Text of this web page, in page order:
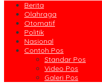
Berita
Olahraga
Otomatif
Politik
Nasional
Contoh Pos
Standar Pos
Video Pos
Galeri Pos